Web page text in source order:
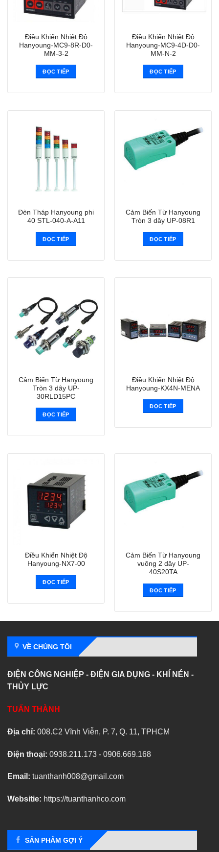
Điều Khiển Nhiệt Độ
Hanyoung-MC9-8R-D0-
MM-3-2
ĐỌC TIẾP
Điều Khiển Nhiệt Độ
Hanyoung-MC9-4D-D0-
MM-N-2
ĐỌC TIẾP
Đèn Tháp Hanyoung phi
40 STL-040-A-A11
ĐỌC TIẾP
Cảm Biến Từ Hanyoung
Tròn 3 dây UP-08R1
ĐỌC TIẾP
Cảm Biến Từ Hanyoung
Tròn 3 dây UP-
30RLD15PC
ĐỌC TIẾP
Điều Khiển Nhiệt Độ
Hanyoung-KX4N-MENA
ĐỌC TIẾP
Điều Khiển Nhiệt Độ
Hanyoung-NX7-00
ĐỌC TIẾP
Cảm Biến Từ Hanyoung
vuông 2 dây UP-
40S20TA
ĐỌC TIẾP
VỀ CHÚNG TÔI
ĐIỆN CÔNG NGHIỆP - ĐIỆN GIA DỤNG - KHÍ NÉN -
THỦY LỰC
TUẤN THÀNH
Địa chỉ: 008.C2 Vĩnh Viễn, P. 7, Q. 11, TPHCM
Điện thoại: 0938.211.173 - 0906.669.168
Email: tuanthanh008@gmail.com
Websitie: https://tuanthanhco.com
SẢN PHẨM GỢI Ý